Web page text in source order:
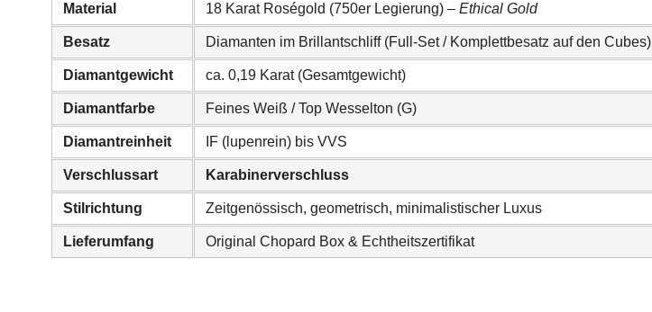
Material 18 Karat Roségold (750er Legierung) – Ethical Gold
Besatz Diamanten im Brillantschliff (Full-Set / Komplettbesatz auf den Cubes)
Diamantgewicht ca. 0,19 Karat (Gesamtgewicht)
Diamantfarbe Feines Weiß / Top Wesselton (G)
Diamantreinheit IF (lupenrein) bis VVS
Verschlussart Karabinerverschluss
Stilrichtung Zeitgenössisch, geometrisch, minimalistischer Luxus
Lieferumfang Original Chopard Box & Echtheitszertifikat